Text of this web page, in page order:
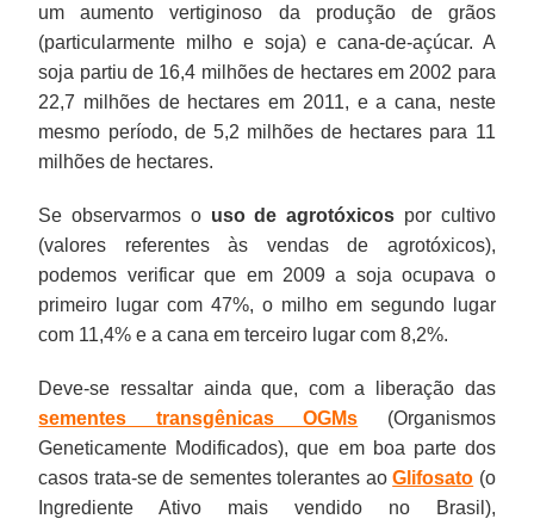
um aumento vertiginoso da produção de grãos
(particularmente milho e soja) e cana-de-açúcar. A
soja partiu de 16,4 milhões de hectares em 2002 para
22,7 milhões de hectares em 2011, e a cana, neste
mesmo período, de 5,2 milhões de hectares para 11
milhões de hectares.
Se observarmos o uso de agrotóxicos por cultivo
(valores referentes às vendas de agrotóxicos),
podemos verificar que em 2009 a soja ocupava o
primeiro lugar com 47%, o milho em segundo lugar
com 11,4% e a cana em terceiro lugar com 8,2%.
Deve-se ressaltar ainda que, com a liberação das
sementes transgênicas OGMs (Organismos
Geneticamente Modificados), que em boa parte dos
casos trata-se de sementes tolerantes aoGlifosato (o
Ingrediente Ativo mais vendido no Brasil),